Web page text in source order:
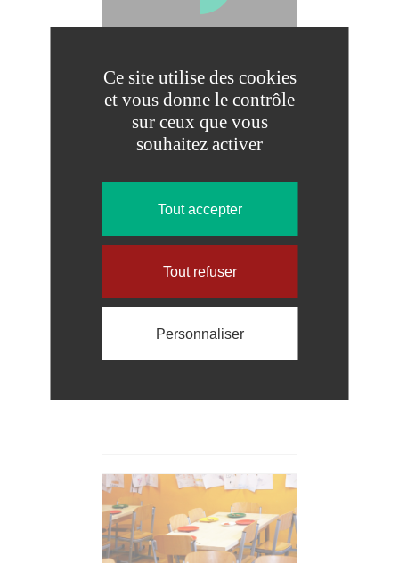
PÉDAGOGIQUES :
BEAUTHEIL ET SAINTS
SERVICE PÉRISCOLAIRE
Ce site utilise des cookies
et vous donne le contrôle
sur ceux que vous
souhaitez activer
Tout accepter
Tout refuser
Personnaliser